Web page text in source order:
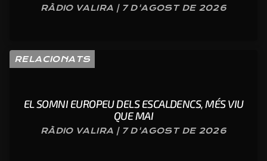
RÀDIO VALIRA | 7 D'AGOST DE 2026
RELACIONATS
EL SOMNI EUROPEU DELS ESCALDENCS, MÉS VIU
QUE MAI
RÀDIO VALIRA | 7 D'AGOST DE 2026